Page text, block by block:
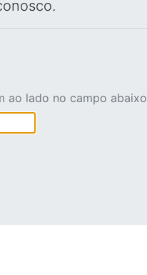
ao lado no campo abaixo